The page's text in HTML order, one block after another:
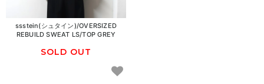
ssstein(シュタイン)/OVERSIZED
REBUILD SWEAT LS/TOP GREY
SOLD OUT